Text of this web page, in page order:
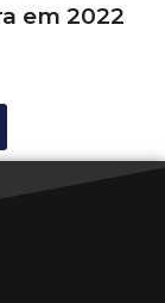
em 2022